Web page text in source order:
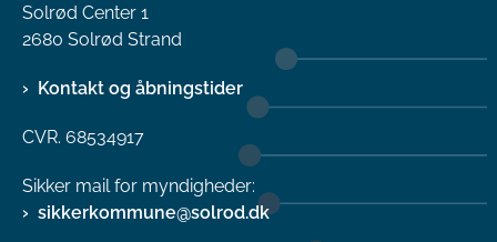
Solrød Center 1
2680 Solrød Strand
Kontakt og åbningstider
CVR. 68534917
Sikker mail for myndigheder:
sikkerkommune@solrod.dk